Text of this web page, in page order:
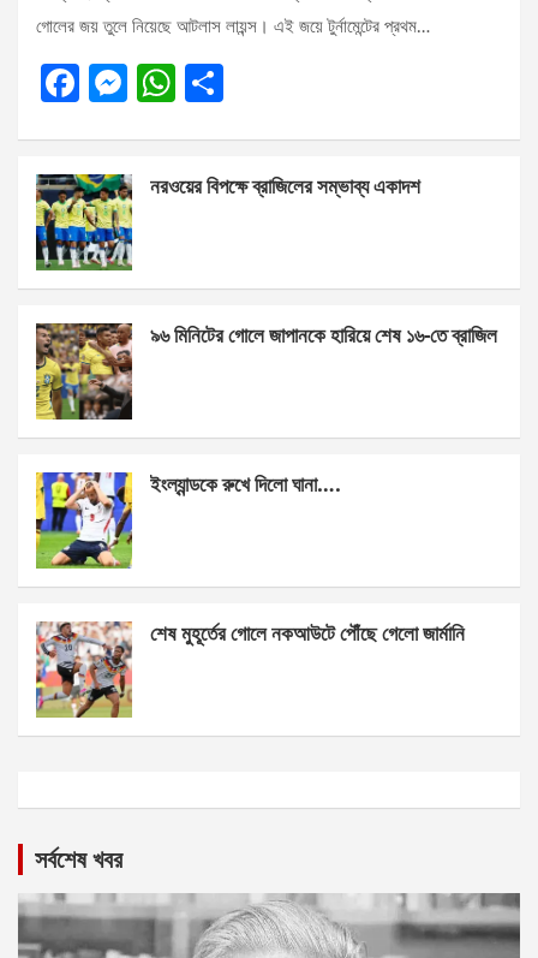
গোলের জয় তুলে নিয়েছে আটলাস লায়ন্স। এই জয়ে টুর্নামেন্টের প্রথম…
F
b
o
o
k
M
n
g
er
W
s
p
e
নরওয়ের বিপক্ষে ব্রাজিলের সম্ভাব্য একাদশ
৯৬ মিনিটের গোলে জাপানকে হারিয়ে শেষ ১৬-তে ব্রাজিল
ইংল্যান্ডকে রুখে দিলো ঘানা….
শেষ মুহূর্তের গোলে নকআউটে পৌঁছে গেলো জার্মানি
সর্বশেষ খবর